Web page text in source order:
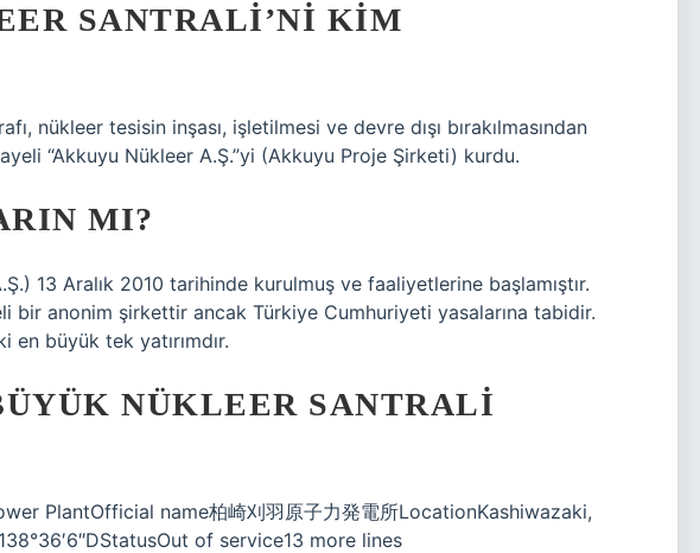
SANTRALI’NI KIM
nükleer tesisin inşası, işletilmesi ve devre dışı bırakılmasından
“Akkuyu Nükleer A.Ş.”yi (Akkuyu Proje Şirketi) kurdu.
MI?
13 Aralık 2010 tarihinde kurulmuş ve faaliyetlerine başlamıştır.
bir anonim şirkettir ancak Türkiye Cumhuriyeti yasalarına tabidir.
büyük tek yatırımdır.
NÜKLEER SANTRALI
PlantOfficial name柏崎刈羽原子力発電所LocationKashiwazaki,
of service13 more lines